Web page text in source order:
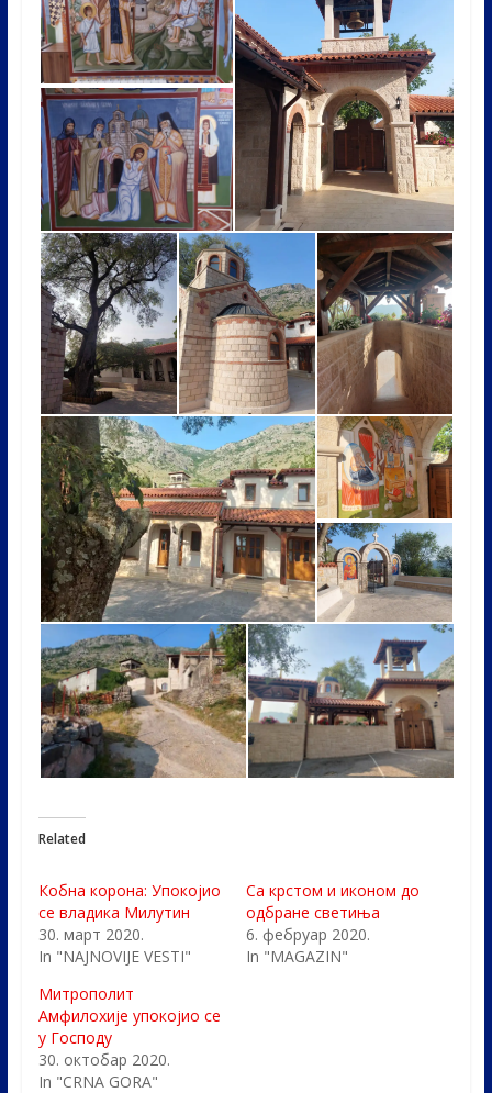
Related
Кобна корона: Упокојио
се владика Милутин
30. март 2020.
In "NAJNOVIJE VESTI"
Са крстом и иконом до
одбране светиња
6. фебруар 2020.
In "MAGAZIN"
Митрополит
Амфилохије упокојио се
у Господу
30. октобар 2020.
In "CRNA GORA"